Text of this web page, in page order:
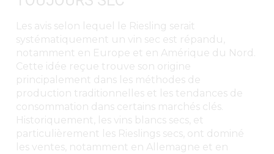
Les avis selon lequel le Riesling serait
systématiquement un vin sec est répandu,
notamment en Europe et en Amérique du Nord.
Cette idée reçue trouve son origine
principalement dans les méthodes de
production traditionnelles et les tendances de
consommation dans certains marchés clés.
Historiquement, les vins blancs secs, et
particulièrement les Rieslings secs, ont dominé
les ventes, notamment en Allemagne et en